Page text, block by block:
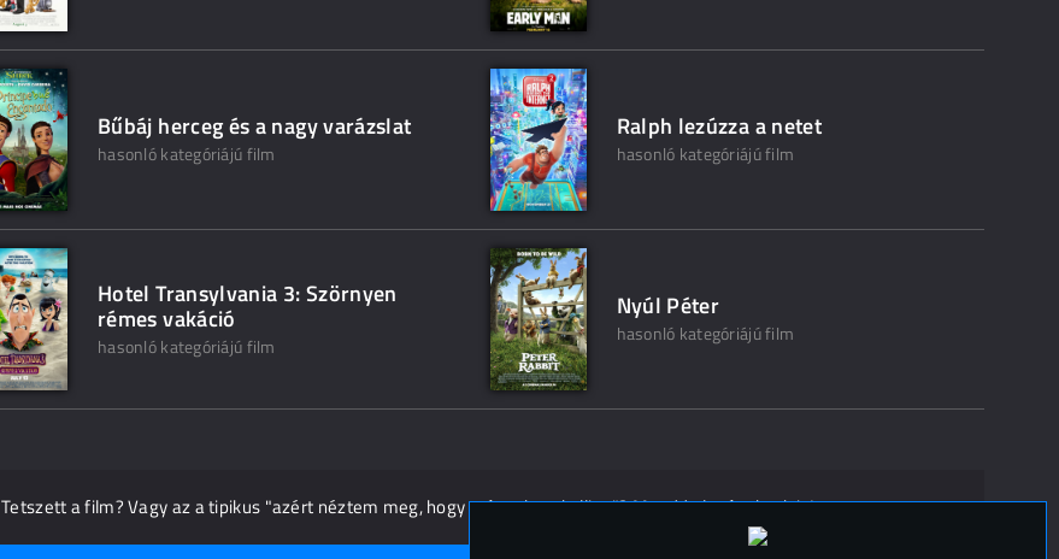
Bűbáj herceg és a nagy varázslat
hasonló kategóriájú film
Ralph lezúzza a netet
hasonló kategóriájú film
Hotel Transylvania 3: Szörnyen
rémes vakáció
hasonló kategóriájú film
Nyúl Péter
hasonló kategóriájú film
Tetszett a film? Vagy az a tipikus "azért néztem meg, hogy másnak ne kelljen"? Mondd el másoknak is!